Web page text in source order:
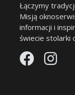
Łączymy
Misją
informacji i
świecie stolarki